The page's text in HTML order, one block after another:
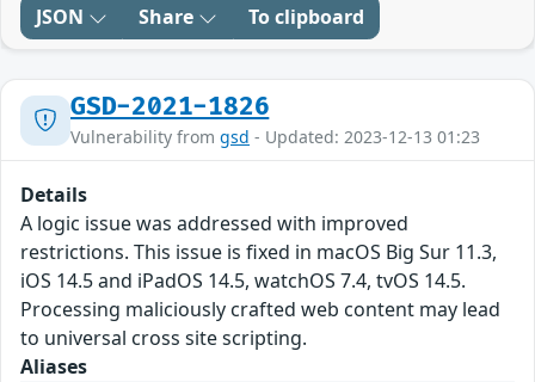
JSON Share To clipboard
GSD-2021-1826
Vulnerability from gsd - Updated: 2023-12-13 01:23
Details
A logic issue was addressed with improved
restrictions. This issue is fixed in macOS Big Sur 11.3,
iOS 14.5 and iPadOS 14.5, watchOS 7.4, tvOS 14.5.
Processing maliciously crafted web content may lead
to universal cross site scripting.
Aliases